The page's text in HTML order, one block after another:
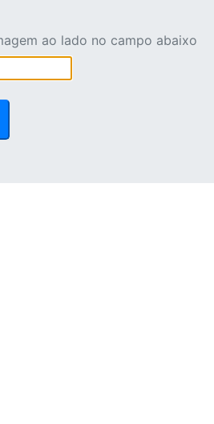
ao lado no campo abaixo